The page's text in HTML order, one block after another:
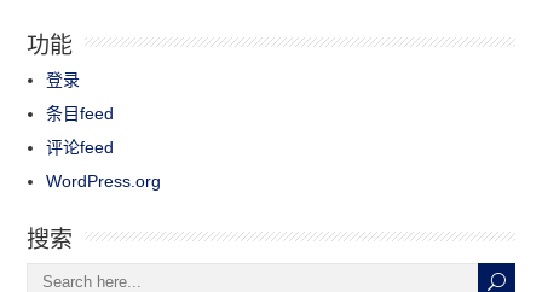
功能
登录
条目feed
评论feed
WordPress.org
搜索